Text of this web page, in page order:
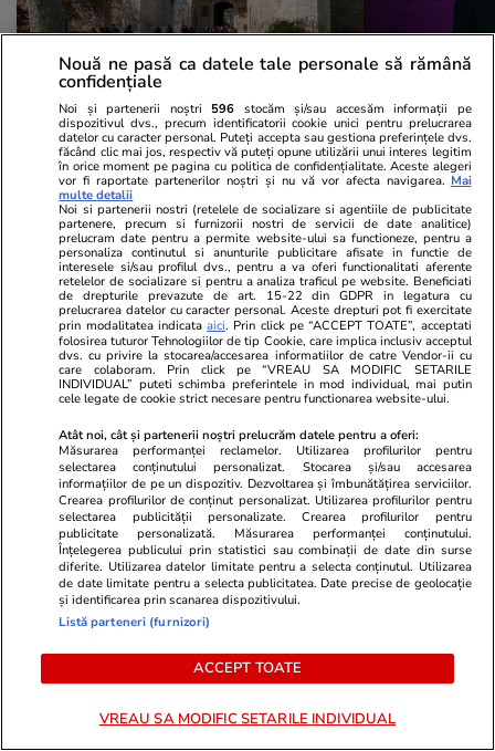
Lifestyle
Secretele Palatului Topkapi,
simbolul puterii otomane:
povestea uneia dintre cele mai
impresionante reședințe regale
din lume
Horoscop
fi încurajați
asupra
fundațiilor
Horoscop 12 iul.
Luna Nouă din 14 iulie în zodia
Racului, un nou început pentru
suflet, familie și viața de acasă
Lifestyle 08 iul.
preparate se folosește
Nouă ne pasă ca datele tale personale să rămână
confidențiale
Noi și partenerii noștri 596 stocăm și/sau accesăm informații pe
dispozitivul dvs., precum identificatorii cookie unici pentru prelucrarea
datelor cu caracter personal. Puteți accepta sau gestiona preferințele dvs.
făcând clic mai jos, respectiv vă puteți opune utilizării unui interes legitim
în orice moment pe pagina cu politica de confidențialitate. Aceste alegeri
vor fi raportate partenerilor noștri și nu vă vor afecta navigarea. Mai
multe detalii
Noi si partenerii nostri (retelele de socializare si agentiile de publicitate
partenere, precum si furnizorii nostri de servicii de date analitice)
prelucram date pentru a permite website-ului sa functioneze, pentru a
personaliza continutul si anunturile publicitare afisate in functie de
interesele si/sau profilul dvs., pentru a va oferi functionalitati aferente
retelelor de socializare si pentru a analiza traficul pe website. Beneficiati
de drepturile prevazute de art. 15-22 din GDPR in legatura cu
prelucrarea datelor cu caracter personal. Aceste drepturi pot fi exercitate
prin modalitatea indicataaici. Prin click pe “ACCEPT TOATE”, acceptati
folosirea tuturor Tehnologiilor de tip Cookie, care implica inclusiv acceptul
dvs. cu privire la stocarea/accesarea informatiilor de catre Vendor-ii cu
care colaboram. Prin click pe “VREAU SA MODIFIC SETARILE
INDIVIDUAL” puteti schimba preferintele in mod individual, mai putin
cele legate de cookie strict necesare pentru functionarea website-ului.
Atât noi, cât și partenerii noștri prelucrăm datele pentru a oferi:
Măsurarea performanței reclamelor. Utilizarea profilurilor pentru
selectarea conținutului personalizat. Stocarea și/sau accesarea
informațiilor de pe un dispozitiv. Dezvoltarea și îmbunătățirea serviciilor.
Crearea profilurilor de conținut personalizat. Utilizarea profilurilor pentru
selectarea publicității personalizate. Crearea profilurilor pentru
publicitate personalizată. Măsurarea performanței conținutului.
Înțelegerea publicului prin statistici sau combinații de date din surse
diferite. Utilizarea datelor limitate pentru a selecta conținutul. Utilizarea
de date limitate pentru a selecta publicitatea. Date precise de geolocație
și identificarea prin scanarea dispozitivului.
Listă parteneri (furnizori)
ACCEPT TOATE
VREAU SA MODIFIC SETARILE INDIVIDUAL